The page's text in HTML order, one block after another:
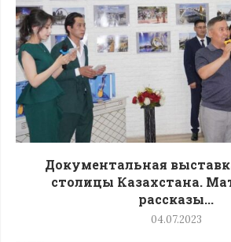
Документальная
столицы Казахстана.
рассказы...
04.07.2023